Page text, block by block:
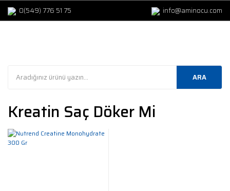
0(549) 776 51 75 info@aminocu.com
ARA
Kreatin Saç Döker Mi